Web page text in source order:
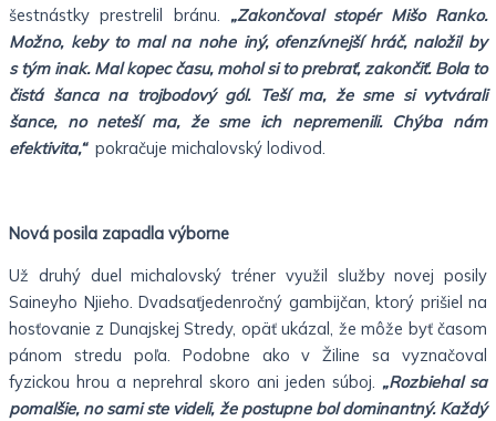
šestnástky prestrelil bránu. „Zakončoval stopér Mišo Ranko.
Možno, keby to mal na nohe iný, ofenzívnejší hráč, naložil by
s tým inak. Mal kopec času, mohol si to prebrať, zakončiť. Bola to
čistá šanca na trojbodový gól. Teší ma, že sme si vytvárali
šance, no neteší ma, že sme ich nepremenili. Chýba nám
efektivita,“pokračuje michalovský lodivod.
Nová posila zapadla výborne
Už druhý duel michalovský tréner využil služby novej posily
Saineyho Njieho. Dvadsaťjedenročný gambijčan, ktorý prišiel na
hosťovanie z Dunajskej Stredy, opäť ukázal, že môže byť časom
pánom stredu poľa. Podobne ako v Žiline sa vyznačoval
fyzickou hrou a neprehral skoro ani jeden súboj. „Rozbiehal sa
pomalšie, no sami ste videli, že postupne bol dominantný. Každý